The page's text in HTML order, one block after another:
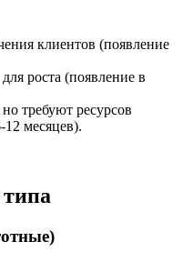
клиентов (появление
роста (появление в
требуют ресурсов
месяцев).